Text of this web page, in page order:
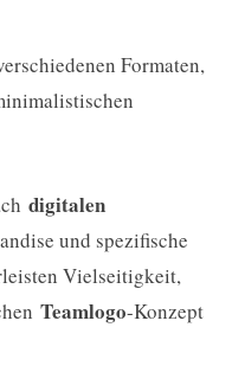
Formaten,
digitalen
und spezifische
Vielseitigkeit,
Teamlogo-Konzept